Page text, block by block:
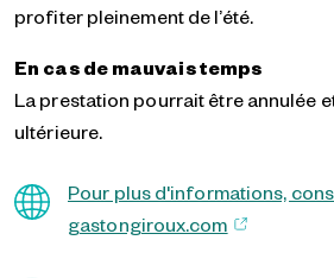
profiter pleinement de l’été.
En cas de mauvais temps
La prestation pourrait être annulée
ultérieure.
Pour plus d'informations,
gastongiroux.com